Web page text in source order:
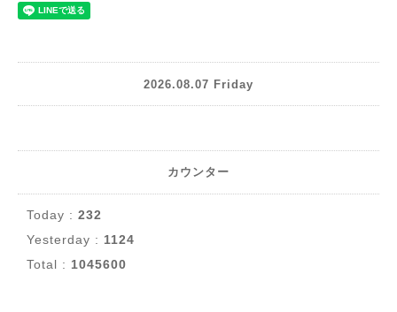
2026.08.07 Friday
カウンター
Today : 232
Yesterday : 1124
Total : 1045600